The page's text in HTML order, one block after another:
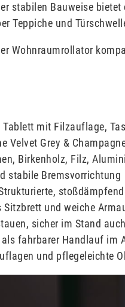
stabilen Bauweise
Teppiche und
Wohnraumrollator
mit Filzauflage,
Velvet Grey &
Birkenholz, Filz,
stabile Bremsvorrichtung
und weiche
sicher im Stand
fahrbarer Handlauf im
und pflegeleichte